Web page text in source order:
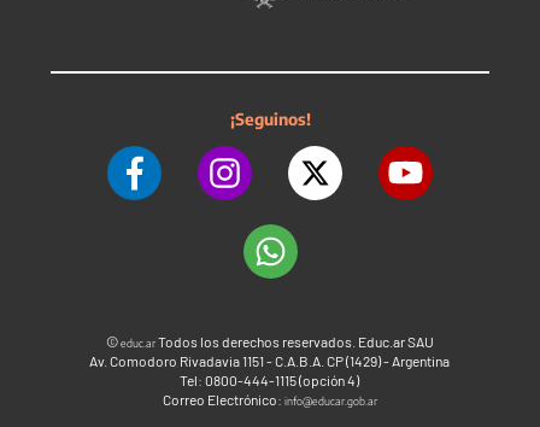
¡Seguinos!
©educ.arTodos los derechos reservados. Educ.ar SAU
Av. Comodoro Rivadavia 1151 - C.A.B.A. CP (1429) - Argentina
Tel: 0800-444-1115 (opción 4)
Correo Electrónico: info@educar.gob.ar